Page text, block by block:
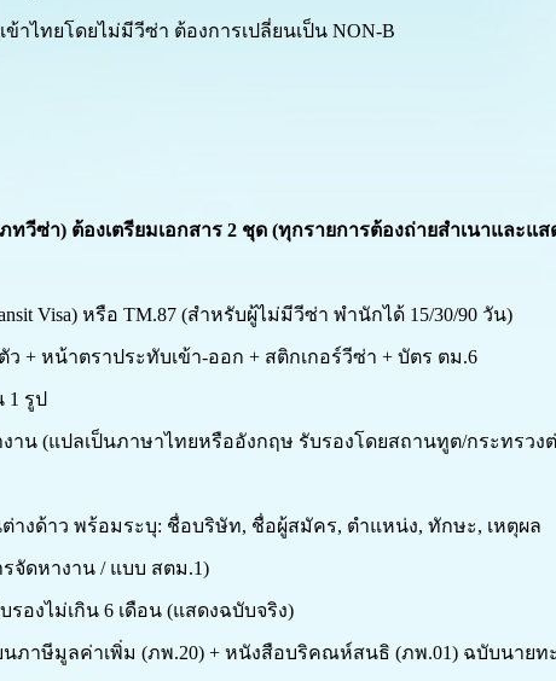
ข้าไทยโดยไม่มีวีซ่า ต้องการเปลี่ยนเป็น NON-B
ทวีซ่า) ต้องเตรียมเอกสาร 2 ชุด (ทุกรายการต้องถ่ายสำเนาและแส
Visa) หรือ TM.87 (สำหรับผู้ไม่มีวีซ่า พำนักได้ 15/30/90 วัน)
+ หน้าตราประทับเข้า-ออก + สติกเกอร์วีซ่า + บัตร ตม.6
1 รูป
น (แปลเป็นภาษาไทยหรืออังกฤษ รับรองโดยสถานทูต/กระทรวงต่
างด้าว พร้อมระบุ: ชื่อบริษัท, ชื่อผู้สมัคร, ตำแหน่ง, ทักษะ, เหตุผล
จัดหางาน / แบบ สตม.1)
องไม่เกิน 6 เดือน (แสดงฉบับจริง)
ภาษีมูลค่าเพิ่ม (ภพ.20) + หนังสือบริคณห์สนธิ (ภพ.01) ฉบับนายทะ